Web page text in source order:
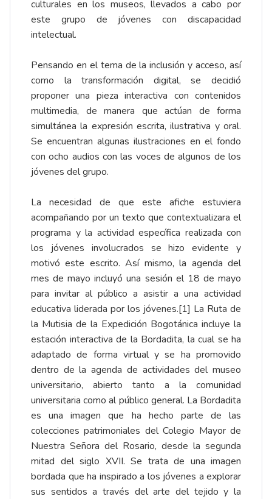
culturales en los museos, llevados a cabo por
este grupo de jóvenes con discapacidad
intelectual.
Pensando en el tema de la inclusión y acceso, así
como la transformación digital, se decidió
proponer una pieza interactiva con contenidos
multimedia, de manera que actúan de forma
simultánea la expresión escrita, ilustrativa y oral.
Se encuentran algunas ilustraciones en el fondo
con ocho audios con las voces de algunos de los
jóvenes del grupo.
La necesidad de que este afiche estuviera
acompañando por un texto que contextualizara el
programa y la actividad específica realizada con
los jóvenes involucrados se hizo evidente y
motivó este escrito. Así mismo, la agenda del
mes de mayo incluyó una sesión el 18 de mayo
para invitar al público a asistir a una actividad
educativa liderada por los jóvenes.[1] La Ruta de
la Mutisia de la Expedición Bogotánica incluye la
estación interactiva de la Bordadita, la cual se ha
adaptado de forma virtual y se ha promovido
dentro de la agenda de actividades del museo
universitario, abierto tanto a la comunidad
universitaria como al público general. La Bordadita
es una imagen que ha hecho parte de las
colecciones patrimoniales del Colegio Mayor de
Nuestra Señora del Rosario, desde la segunda
mitad del siglo XVII. Se trata de una imagen
bordada que ha inspirado a los jóvenes a explorar
sus sentidos a través del arte del tejido y la